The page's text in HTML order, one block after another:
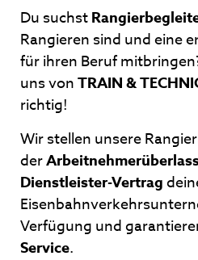
Du suchst
Rangieren sind und eine
für ihren Beruf
uns vonTRAIN &
richtig!
Wir stellen unsere
der
Dienstleister-Vertrag
Verfügung und
Service.